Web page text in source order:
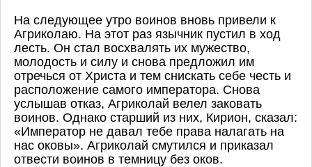
На следующее утро воинов вновь привели к
Агриколаю. На этот раз язычник пустил в ход
лесть. Он стал восхвалять их мужество,
молодость и силу и снова предложил им
отречься от Христа и тем снискать себе честь и
расположение самого императора. Снова
услышав отказ, Агриколай велел заковать
воинов. Однако старший из них, Кирион, сказал:
«Император не давал тебе права налагать на
нас оковы». Агриколай смутился и приказал
отвести воинов в темницу без оков.